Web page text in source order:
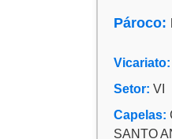
Pároco:
Vicariato:
Setor: VI
Capelas:
SANTO